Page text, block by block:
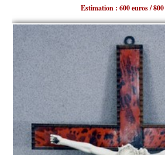
Estimation : 600 euros /